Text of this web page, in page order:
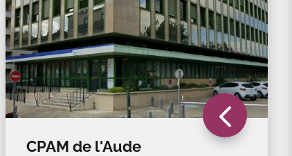
CPAM de l'Aude
4